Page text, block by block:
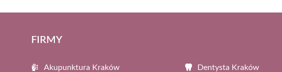
FIRMY
Akupunktura Kraków Dentysta Kraków